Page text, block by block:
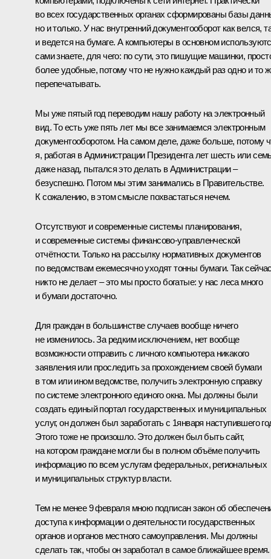
во всех государственных органах сформированы базы
но и только. У нас внутренний документооборот как велся,
и ведется на бумаге. А компьютеры в основном
сами знаете, для чего: по сути, это пишущие машинки,
более удобные, потому что не нужно каждый раз одно и то
перепечатывать.
Мы уже пятый год переводим нашу работу на электронный
вид. То есть уже пять лет мы все занимаемся электронным
документооборотом. На самом деле, даже больше, потому
я, работая в Администрации Президента лет шесть или
даже назад, пытался это делать в Администрации –
безуспешно. Потом мы этим занимались в Правительстве.
К сожалению, в этом смысле похвастаться нечем.
Отсутствуют и современные системы планирования,
и современные системы финансово-управленческой
отчётности. Только на рассылку нормативных документов
по ведомствам ежемесячно уходят тонны бумаги. Так
никто не делает – это мы просто богатые: у нас леса много
и бумаги достаточно.
Для граждан в большинстве случаев вообще ничего
не изменилось. За редким исключением, нет вообще
возможности отправить с личного компьютера никакого
заявления или проследить за прохождением своей бумаги
в том или ином ведомстве, получить электронную справку
по системе электронного единого окна. Мы должны были
создать единый портал государственных и муниципальных
услуг, он должен был заработать с 1января наступившего
Этого тоже не произошло. Это должен был быть сайт,
на котором граждане могли бы в полном объёме получить
информацию по всем услугам федеральных, региональных
и муниципальных структур власти.
Тем не менее 9 февраля мною подписан закон об
доступа к информации о деятельности государственных
органов и органов местного самоуправления. Мы должны
сделать так, чтобы он заработал в самое ближайшее время.